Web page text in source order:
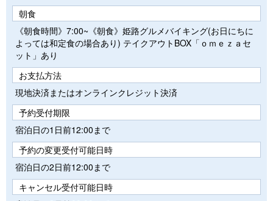
朝食
《朝食時間》7:00~《朝食》姫路グルメバイキング(お日にちに
よっては和定食の場合あり) テイクアウトBOX「ｏｍｅｚａセ
ット」あり
お支払方法
現地決済またはオンラインクレジット決済
予約受付期限
宿泊日の1日前12:00まで
予約の変更受付可能日時
宿泊日の2日前12:00まで
キャンセル受付可能日時